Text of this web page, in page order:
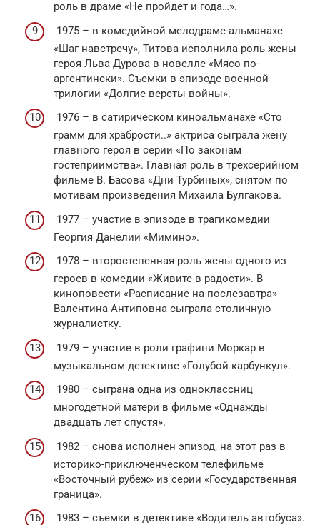
роль в драме «Не пройдет и года…».
1975 – в комедийной мелодраме-альманахе
«Шаг навстречу», Титова исполнила роль жены
героя Льва Дурова в новелле «Мясо по-
аргентински». Съемки в эпизоде военной
трилогии «Долгие версты войны».
1976 – в сатирическом киноальманахе «Сто
грамм для храбрости..» актриса сыграла жену
главного героя в серии «По законам
гостеприимства». Главная роль в трехсерийном
фильме В. Басова «Дни Турбиных», снятом по
мотивам произведения Михаила Булгакова.
1977 – участие в эпизоде в трагикомедии
Георгия Данелии «Мимино».
1978 – второстепенная роль жены одного из
героев в комедии «Живите в радости». В
киноповести «Расписание на послезавтра»
Валентина Антиповна сыграла столичную
журналистку.
1979 – участие в роли графини Моркар в
музыкальном детективе «Голубой карбункул».
1980 – сыграна одна из одноклассниц
многодетной матери в фильме «Однажды
двадцать лет спустя».
1982 – снова исполнен эпизод, на этот раз в
историко-приключенческом телефильме
«Восточный рубеж» из серии «Государственная
граница».
1983 – съемки в детективе «Водитель автобуса».